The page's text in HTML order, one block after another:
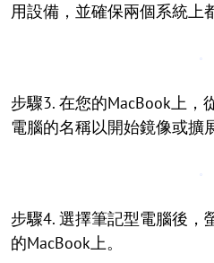
用設備，並確保兩個系統上
步驟3. 在您的MacBook上，
電腦的名稱以開始鏡像或擴
步驟4. 選擇筆記型電腦後，
的MacBook上。